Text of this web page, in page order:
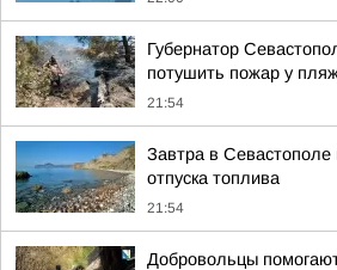
Губернатор
потушить пожар у
21:54
Завтра в
отпуска топлива
21:54
Добровольцы